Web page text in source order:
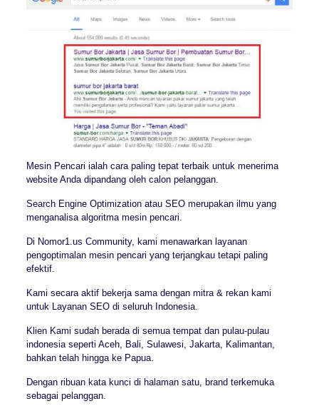
Mesin Pencari ialah cara paling tepat terbaik untuk menerima
website Anda dipandang oleh calon pelanggan.
Search Engine Optimization atau SEO merupakan ilmu yang
menganalisa algoritma mesin pencari.
Di Nomor1.us Community, kami menawarkan layanan
pengoptimalan mesin pencari yang terjangkau tetapi paling
efektif.
Kami secara aktif bekerja sama dengan mitra & rekan kami
untuk Layanan SEO di seluruh Indonesia.
Klien Kami sudah berada di semua tempat dan pulau-pulau
indonesia seperti Aceh, Bali, Sulawesi, Jakarta, Kalimantan,
bahkan telah hingga ke Papua.
Dengan ribuan kata kunci di halaman satu, brand terkemuka
sebagai pelanggan.